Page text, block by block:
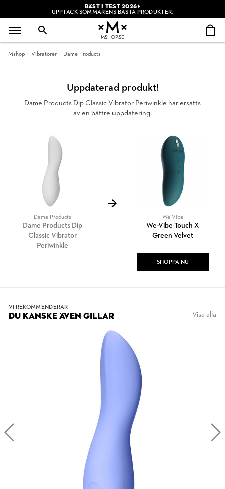
BÄST I TEST 2026
UPPTÄCK SOMMARENS BÄSTA PRODUKTER.
MSHOP.SE
Mshop Vibratorer Dame Products
Uppdaterad produkt!
Dame Products Dip Classic Vibrator Periwinkle har ersatts
av en bättre uppdatering:
Dame Products
Dame Products Dip
Classic Vibrator
Periwinkle
We-Vibe
We-Vibe Touch X
Green Velvet
SHOPPA NU
VI REKOMMENDERAR
DU KANSKE ÄVEN GILLAR Visa alla